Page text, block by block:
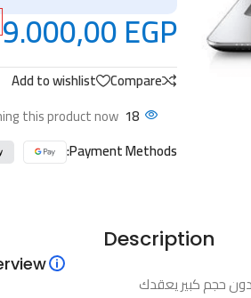
9.000,00EGP
Compare
Add to wishlist
18
this product now!
Payment Methods:
Description
حجم كبير يعقدك